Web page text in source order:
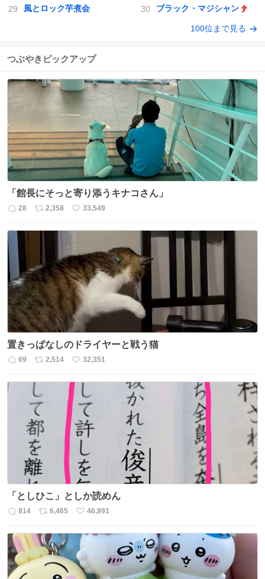
風とロック芋煮会 ブラック・マジシャン
100位まで見る
つぶやきピックアップ
「館長にそっと寄り添うキナコさん」
返
数
28
リ
数
2,358
い
33,549
置きっぱなしのドライヤーと戦う猫
返
数
69
リ
ス
ト
数
2,514
い
ね
数
32,351
「としひこ」としか読めん
返
数
814
リ
ス
ト
数
6,465
い
ね
数
46,991